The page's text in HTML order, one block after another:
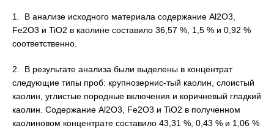
1. В анализе исходного материала содержание Al2O3,
Fe2O3 и TiO2 в каолине составило 36,57 %, 1,5 % и 0,92 %
соответственно.
2. В результате анализа были выделены в концентрат
следующие типы проб: крупнозернис-тый каолин, слоистый
каолин, углистые породные включения и коричневый гладкий
каолин. Содержание Al2O3, Fe2O3 и TiO2 в полученном
каолиновом концентрате составило 43,31 %, 0,43 % и 1,06 %